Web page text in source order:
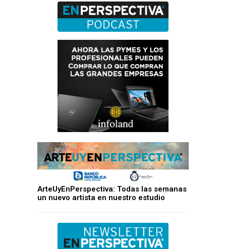
ArteUyEnPerspectiva: Todas las semanas
un nuevo artista en nuestro estudio